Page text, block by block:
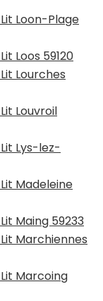
Loon-Plage
Loos 59120
Lourches
Louvroil
Lys-lez-
Madeleine
Maing 59233
Marchiennes
Marcoing